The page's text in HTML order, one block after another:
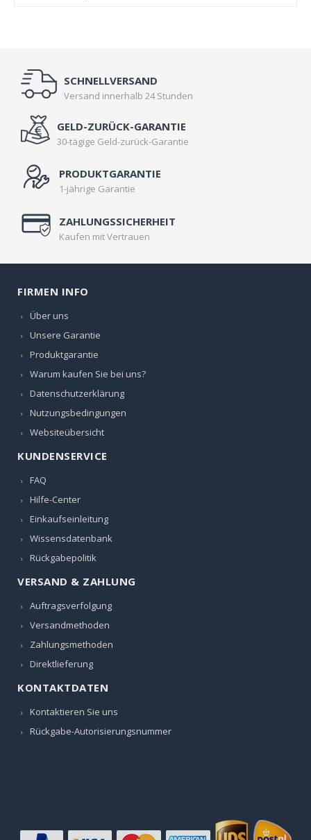
SCHNELLVERSAND
Versand innerhalb 24 Stunden
GELD-ZURÜCK-GARANTIE
30-tägige Geld-zurück-Garantie
PRODUKTGARANTIE
1-jährige Garantie
ZAHLUNGSSICHERHEIT
Kaufen mit Vertrauen
FIRMEN INFO
Über uns
Unsere Garantie
Produktgarantie
Warum kaufen Sie bei uns?
Datenschutzerklärung
Nutzungsbedingungen
Websiteübersicht
KUNDENSERVICE
FAQ
Hilfe-Center
Einkaufseinleitung
Wissensdatenbank
Rückgabepolitik
VERSAND & ZAHLUNG
Auftragsverfolgung
Versandmethoden
Zahlungsmethoden
Direktlieferung
KONTAKTDATEN
Kontaktieren Sie uns
Rückgabe-Autorisierungsnummer